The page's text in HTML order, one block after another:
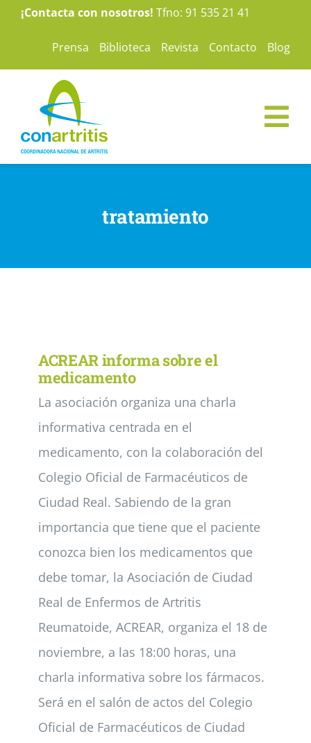
Saltar¡Contacta con nosotros! Tfno: 91 535 21 41
Prensa Biblioteca Revista Contacto Blog
Noticias
Colabora
Asóciate
tratamiento
ACREAR informa sobre el
medicamento
La asociación organiza una charla
informativa centrada en el
medicamento, con la colaboración del
Colegio Oficial de Farmacéuticos de
Ciudad Real. Sabiendo de la gran
importancia que tiene que el paciente
conozca bien los medicamentos que
debe tomar, la Asociación de Ciudad
Real de Enfermos de Artritis
Reumatoide, ACREAR, organiza el 18 de
noviembre, a las 18:00 horas, una
charla informativa sobre los fármacos.
Será en el salón de actos del Colegio
Oficial de Farmacéuticos de Ciudad